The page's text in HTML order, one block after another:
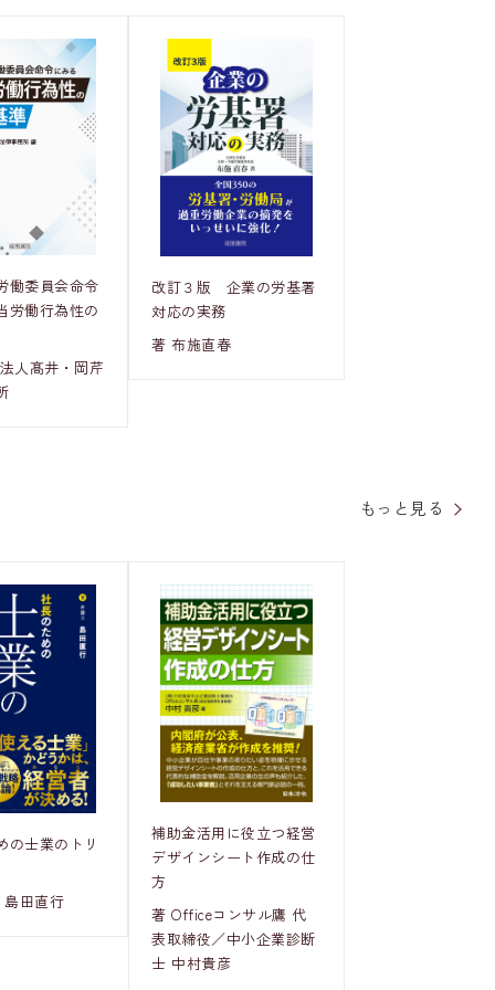
働委員会命令
労働行為性の
人髙井・岡芹
改訂３版 企業の労基署
対応の実務
著 布施直春
もっと見る
の士業のトリ
田直行
補助金活用に役立つ経営
デザインシート作成の仕
方
著 Officeコンサル鷹 代
表取締役／中小企業診断
士 中村貴彦